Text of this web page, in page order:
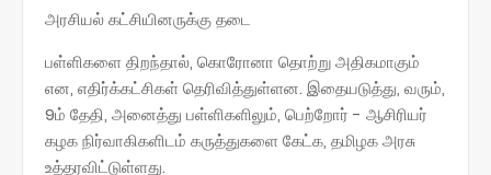
அரசியல் கட்சியினருக்கு தடை
பள்ளிகளை திறந்தால், கொரோனா தொற்று அதிகமாகும்
என, எதிர்க்கட்சிகள் தெரிவித்துள்ளன. இதையடுத்து, வரும்,
9ம் தேதி, அனைத்து பள்ளிகளிலும், பெற்றோர் - ஆசிரியர்
கழக நிர்வாகிகளிடம் கருத்துகளை கேட்க, தமிழக அரசு
உத்தரவிட்டுள்ளது.